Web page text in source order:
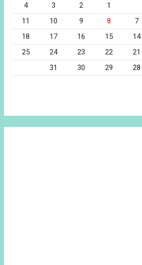
1
2
3
4
7
8
9
10
11
14
15
16
17
18
21
22
23
24
25
28
29
30
31